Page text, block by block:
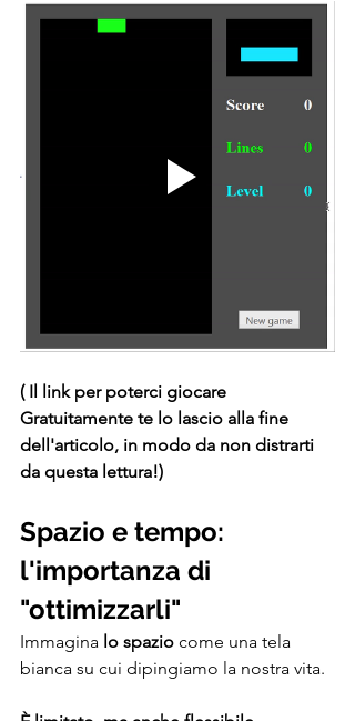
( Il link per poterci giocare
Gratuitamente te lo lascio alla fine
dell'articolo, in modo da non distrarti
da questa lettura!)
Spazio e tempo:
l'importanza di
"ottimizzarli"
Immagina lo spazio come una tela
bianca su cui dipingiamo la nostra vita.